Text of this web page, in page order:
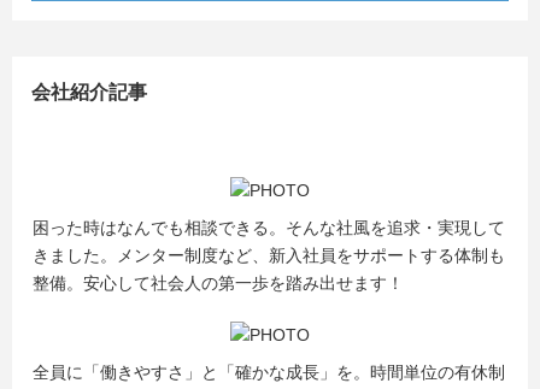
会社紹介記事
困った時はなんでも相談できる。そんな社風を追求・実現して
きました。メンター制度など、新入社員をサポートする体制も
整備。安心して社会人の第一歩を踏み出せます！
全員に「働きやすさ」と「確かな成長」を。時間単位の有休制